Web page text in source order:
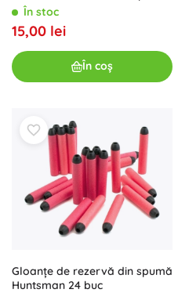
de împușcături
În stoc
15,00 lei
În coș
Gloanțe de rezervă din spumă
Huntsman 24 buc